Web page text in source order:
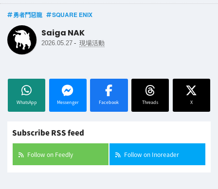
勇者鬥惡龍 SQUARE ENIX
Saiga NAK
2026.05.27 - 現場活動
WhatsApp Messenger Facebook Threads X
Subscribe RSS feed
Follow on Feedly Follow on Inoreader